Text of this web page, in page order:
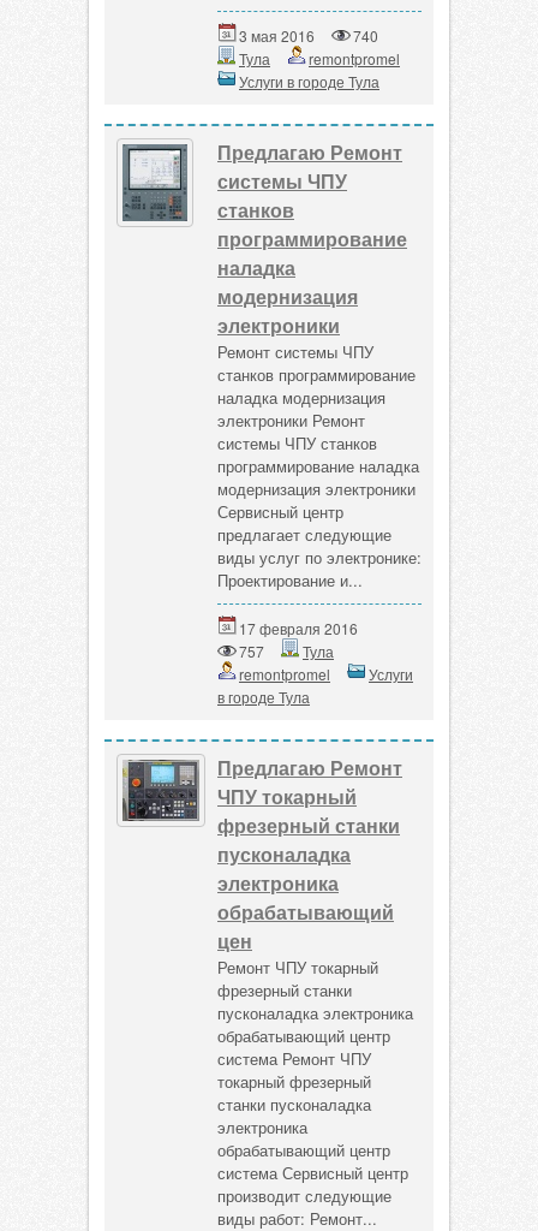
3 мая 2016
740
Тула
remontpromel
Услуги в городе Тула
Предлагаю Ремонт
системы ЧПУ
станков
программирование
наладка
модернизация
электроники
Ремонт системы ЧПУ
станков программирование
наладка модернизация
электроники Ремонт
системы ЧПУ станков
программирование наладка
модернизация электроники
Сервисный центр
предлагает следующие
виды услуг по электронике:
Проектирование и...
17 февраля 2016
757
Тула
remontpromel
Услуги
в городе Тула
Предлагаю Ремонт
ЧПУ токарный
фрезерный станки
пусконаладка
электроника
обрабатывающий
цен
Ремонт ЧПУ токарный
фрезерный станки
пусконаладка электроника
обрабатывающий центр
система Ремонт ЧПУ
токарный фрезерный
станки пусконаладка
электроника
обрабатывающий центр
система Сервисный центр
производит следующие
виды работ: Ремонт...